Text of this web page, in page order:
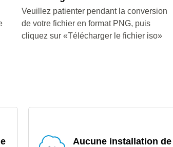
Veuillez patienter pendant la conversion
de votre fichier en format PNG, puis
cliquez sur «Télécharger le fichier iso»
Aucune installation de